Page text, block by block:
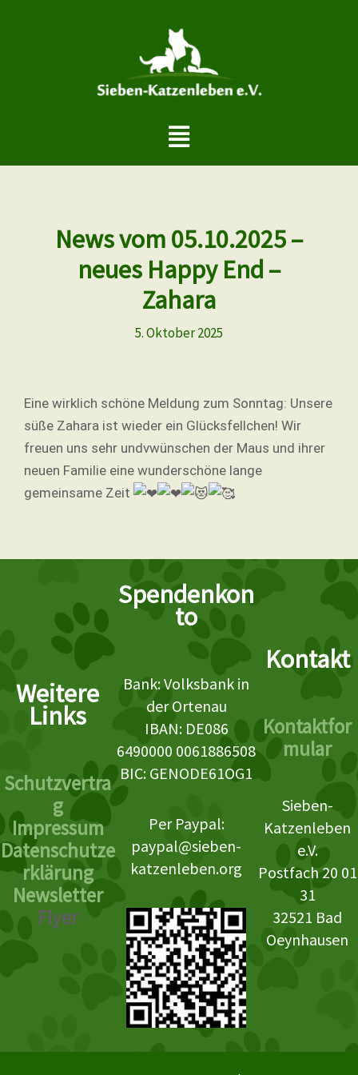
Menü
News vom 05.10.2025 –
neues Happy End –
Zahara
5. Oktober 2025
Eine wirklich schöne Meldung zum Sonntag: Unsere
süße Zahara ist wieder ein Glücksfellchen! Wir
freuen uns sehr undvwünschen der Maus und ihrer
neuen Familie eine wunderschöne lange
gemeinsame Zeit
Weitere
Links
Schutzvertra
g
Impressum
Datenschutze
rklärung
Newsletter
Flyer
Spendenkon
to
Bank: Volksbank in
der Ortenau
IBAN: DE086
6490000 0061886508
BIC: GENODE61OG1
Per Paypal:
paypal@sieben-
katzenleben.org
Kontakt
Kontaktfor
mular
Sieben-
Katzenleben
e.V.
Postfach 20 01
31
32521 Bad
Oeynhausen